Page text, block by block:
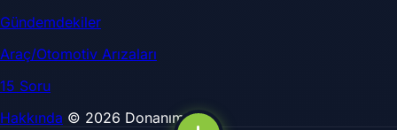
Gündemdekiler
Araç/Otomotiv Arızaları
15 Soru
Hakkında © 2026 DonanımSor